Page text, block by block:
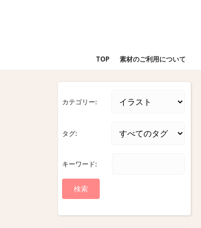
TOP 素材のご利用について
カテゴリー:
タグ:
キーワード: